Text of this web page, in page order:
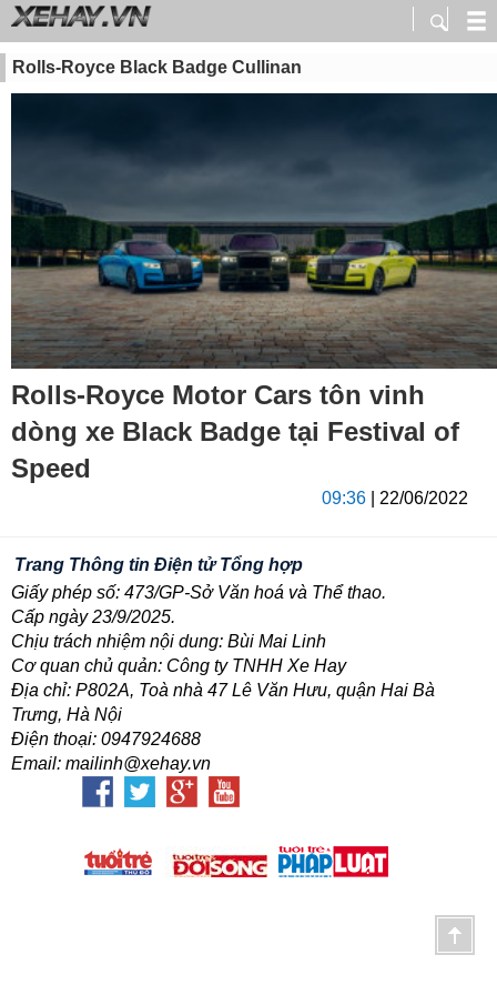
Rolls-Royce Black Badge Cullinan
Rolls-Royce Motor Cars tôn vinh
dòng xe Black Badge tại Festival of
Speed
09:36 | 22/06/2022
Trang Thông tin Điện tử Tổng hợp
Giấy phép số: 473/GP-Sở Văn hoá và Thể thao.
Cấp ngày 23/9/2025.
Chịu trách nhiệm nội dung: Bùi Mai Linh
Cơ quan chủ quản: Công ty TNHH Xe Hay
Địa chỉ: P802A, Toà nhà 47 Lê Văn Hưu, quận Hai Bà
Trưng, Hà Nội
Điện thoại: 0947924688
Email: mailinh@xehay.vn